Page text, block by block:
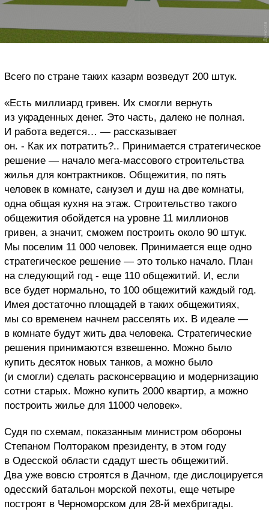
Всего по стране таких казарм возведут 200 штук.
«Есть миллиард гривен. Их смогли вернуть
из украденных денег. Это часть, далеко не полная.
И работа ведется… — рассказывает
он. - Как их потратить?.. Принимается стратегическое
решение — начало мега-массового строительства
жилья для контрактников. Общежития, по пять
человек в комнате, санузел и душ на две комнаты,
одна общая кухня на этаж. Строительство такого
общежития обойдется на уровне 11 миллионов
гривен, а значит, сможем построить около 90 штук.
Мы поселим 11 000 человек. Принимается еще одно
стратегическое решение — это только начало. План
на следующий год - еще 110 общежитий. И, если
все будет нормально, то 100 общежитий каждый год.
Имея достаточно площадей в таких общежитиях,
мы со временем начнем расселять их. В идеале —
в комнате будут жить два человека. Стратегические
решения принимаются взвешенно. Можно было
купить десяток новых танков, а можно было
(и смогли) сделать расконсервацию и модернизацию
сотни старых. Можно купить 2000 квартир, а можно
построить жилье для 11000 человек».
Судя по схемам, показанным министром обороны
Степаном Полтораком президенту, в этом году
в Одесской области сдадут шесть общежитий.
Два уже вовсю строятся в Дачном, где дислоцируется
одесский батальон морской пехоты, еще четыре
построят в Черноморском для 28-й мехбригады.